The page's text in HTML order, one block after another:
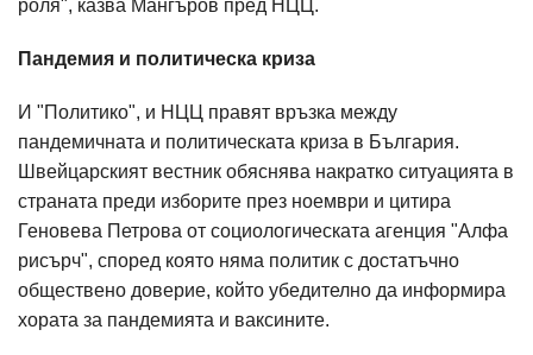
роля", казва Мангъров пред НЦЦ.
Пандемия и политическа криза
И "Политико", и НЦЦ правят връзка между
пандемичната и политическата криза в България.
Швейцарският вестник обяснява накратко ситуацията в
страната преди изборите през ноември и цитира
Геновева Петрова от социологическата агенция "Алфа
рисърч", според която няма политик с достатъчно
обществено доверие, който убедително да информира
хората за пандемията и ваксините.